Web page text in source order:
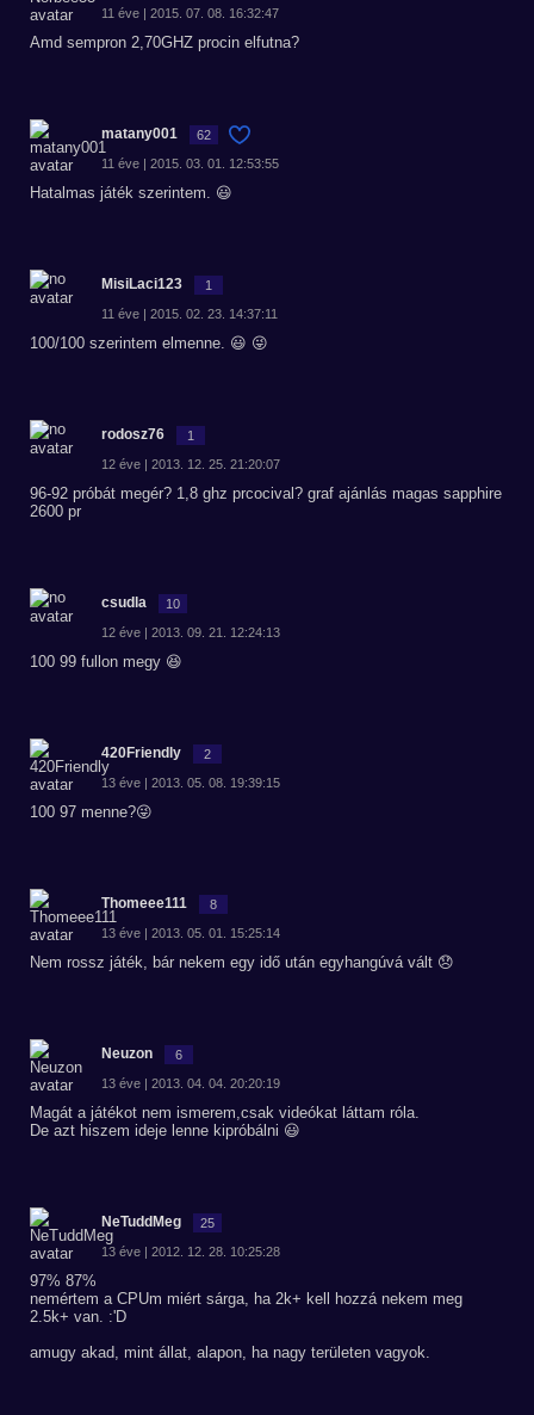
11 éve | 2015. 07. 08. 16:32:47
Amd sempron 2,70GHZ procin elfutna?
matany001 62
11 éve | 2015. 03. 01. 12:53:55
Hatalmas játék szerintem. 😃
MisiLaci123 1
11 éve | 2015. 02. 23. 14:37:11
100/100 szerintem elmenne. 😃 😜
rodosz76 1
12 éve | 2013. 12. 25. 21:20:07
96-92 próbát megér? 1,8 ghz prcocival? graf ajánlás magas sapphire
2600 pr
csudla 10
12 éve | 2013. 09. 21. 12:24:13
100 99 fullon megy 😆
420Friendly 2
13 éve | 2013. 05. 08. 19:39:15
100 97 menne?😜
Thomeee111 8
13 éve | 2013. 05. 01. 15:25:14
Nem rossz játék, bár nekem egy idő után egyhangúvá vált 😞
Neuzon 6
13 éve | 2013. 04. 04. 20:20:19
Magát a játékot nem ismerem,csak videókat láttam róla.
De azt hiszem ideje lenne kipróbálni 😃
NeTuddMeg 25
13 éve | 2012. 12. 28. 10:25:28
97% 87%
nemértem a CPUm miért sárga, ha 2k+ kell hozzá nekem meg
2.5k+ van. :'D
amugy akad, mint állat, alapon, ha nagy területen vagyok.